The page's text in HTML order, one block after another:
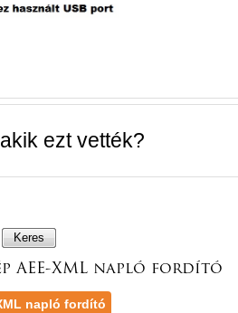
ezt vették?
AEE-XML napló fordító